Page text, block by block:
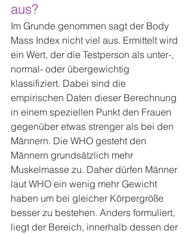
aus?
Im Grunde genommen sagt der Body
Mass Index nicht viel aus. Ermittelt wird
ein Wert, der die Testperson als unter-,
normal- oder übergewichtig
klassifiziert. Dabei sind die
empirischen Daten dieser Berechnung
in einem speziellen Punkt den Frauen
gegenüber etwas strenger als bei den
Männern. Die WHO gesteht den
Männern grundsätzlich mehr
Muskelmasse zu. Daher dürfen Männer
laut WHO ein wenig mehr Gewicht
haben um bei gleicher Körpergröße
besser zu bestehen. Anders formuliert,
liegt der Bereich, innerhalb dessen der